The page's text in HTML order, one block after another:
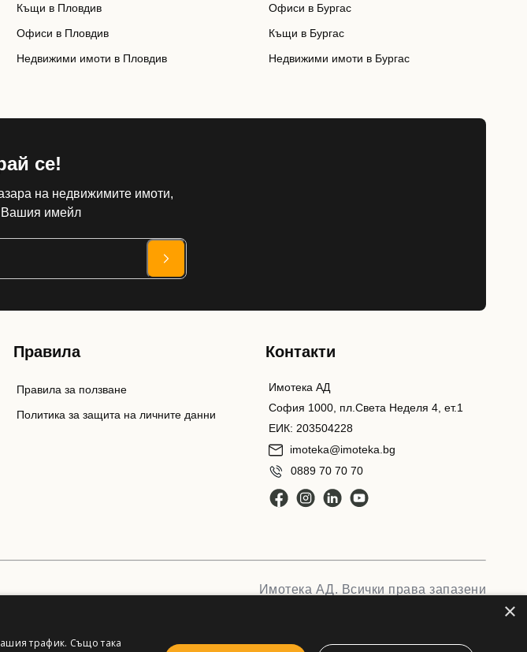
Къщи в Пловдив
Офиси в Пловдив
Недвижими имоти в Пловдив
Офиси в Бургас
Къщи в Бургас
Недвижими имоти в Бургас
се!
на недвижимите имоти,
имейл
Правила
Правила за ползване
Политика за защита на личните данни
Контакти
Имотека АД
София 1000, пл.Света Неделя 4, ет.1
ЕИК: 203504228
imoteka@imoteka.bg
0889 70 70 70
Имотека АД. Всички права запазени
×
трафик. Също така